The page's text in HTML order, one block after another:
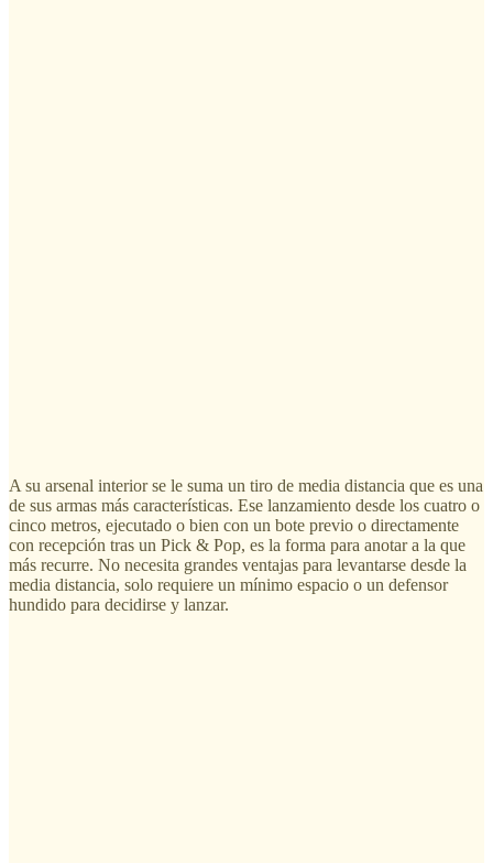
A su arsenal interior se le suma un tiro de media distancia que es una
de sus armas más características. Ese lanzamiento desde los cuatro o
cinco metros, ejecutado o bien con un bote previo o directamente
con recepción tras un Pick & Pop, es la forma para anotar a la que
más recurre. No necesita grandes ventajas para levantarse desde la
media distancia, solo requiere un mínimo espacio o un defensor
hundido para decidirse y lanzar.